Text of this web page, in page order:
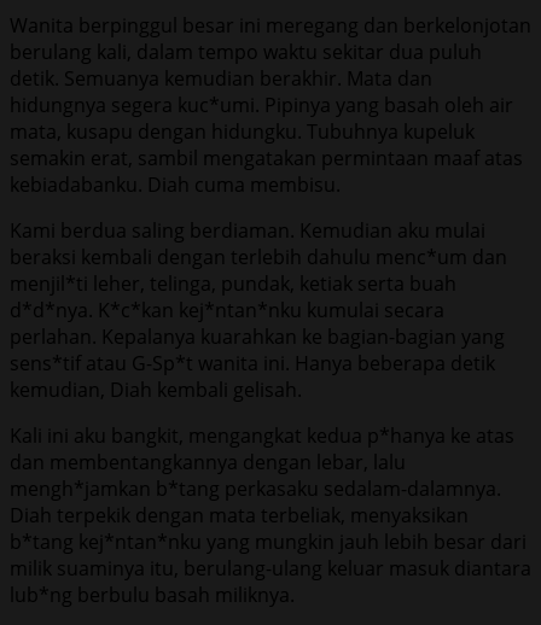
Wanita berpinggul besar ini meregang dan berkelonjotan
berulang kali, dalam tempo waktu sekitar dua puluh
detik. Semuanya kemudian berakhir. Mata dan
hidungnya segera kuc*umi. Pipinya yang basah oleh air
mata, kusapu dengan hidungku. Tubuhnya kupeluk
semakin erat, sambil mengatakan permintaan maaf atas
kebiadabanku. Diah cuma membisu.
Kami berdua saling berdiaman. Kemudian aku mulai
beraksi kembali dengan terlebih dahulu menc*um dan
menjil*ti leher, telinga, pundak, ketiak serta buah
d*d*nya. K*c*kan kej*ntan*nku kumulai secara
perlahan. Kepalanya kuarahkan ke bagian-bagian yang
sens*tif atau G-Sp*t wanita ini. Hanya beberapa detik
kemudian, Diah kembali gelisah.
Kali ini aku bangkit, mengangkat kedua p*hanya ke atas
dan membentangkannya dengan lebar, lalu
mengh*jamkan b*tang perkasaku sedalam-dalamnya.
Diah terpekik dengan mata terbeliak, menyaksikan
b*tang kej*ntan*nku yang mungkin jauh lebih besar dari
milik suaminya itu, berulang-ulang keluar masuk diantara
lub*ng berbulu basah miliknya.